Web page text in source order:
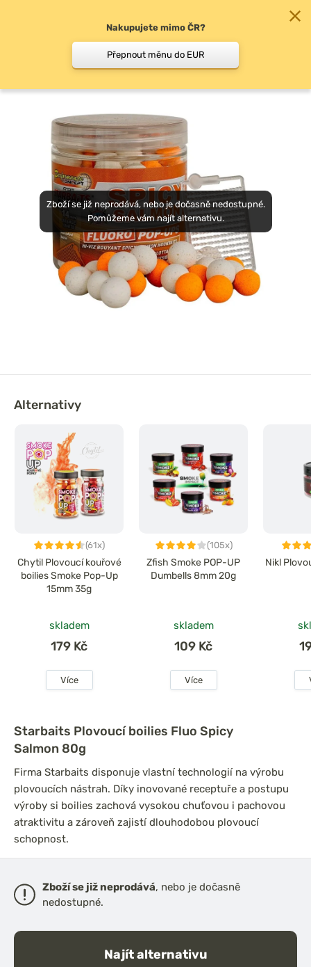
Pop-up boilie
Zboží se již neprodává, nebo je dočasně nedostupné.
Pomůžeme vám najít alternativu.
Alternativy
(61x)
Chytil Plovoucí kouřové
boilies Smoke Pop-Up
15mm 35g
skladem
179 Kč
Více
(105x)
Zfish Smoke POP-UP
Dumbells 8mm 20g
skladem
109 Kč
Více
Nikl
Starbaits Plovoucí boilies Fluo Spicy
Salmon 80g
Firma Starbaits disponuje vlastní technologií na výrobu
plovoucích nástrah. Díky inovované receptuře a postupu
výroby si boilies zachová vysokou chuťovou i pachovou
atraktivitu a zároveň zajistí dlouhodobou plovoucí
schopnost.
Zboží se již neprodává, nebo je dočasně
nedostupné.
Najít alternativu
Nakupujete mimo ČR?
Přepnout měnu do EUR